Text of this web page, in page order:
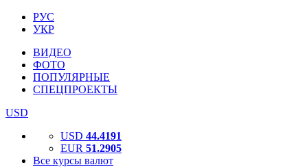
РУС
УКР
ВИДЕО
ФОТО
ПОПУЛЯРНЫЕ
СПЕЦПРОЕКТЫ
USD
USD 44.4191
EUR 51.2905
Все курсы валют